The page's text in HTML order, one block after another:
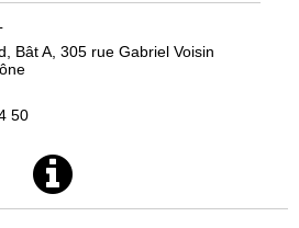
Bât A, 305 rue Gabriel Voisin
50